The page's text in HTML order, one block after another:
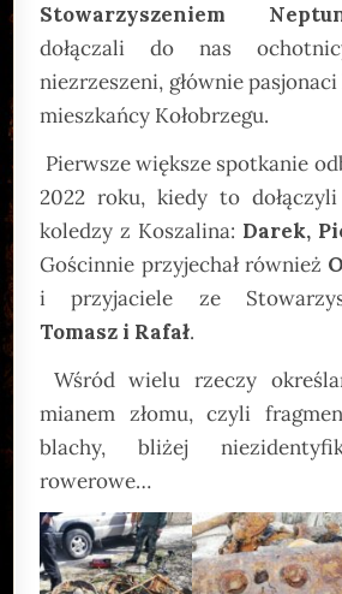
Stowarzyszeniem
dołączali do nas
niezrzeszeni, głównie
mieszkańcy Kołobrzegu.
Pierwsze większe spotkanie
2022 roku, kiedy to
koledzy z Koszalina: Darek,
Gościnnie przyjechał również
i przyjaciele ze
Tomasz i Rafał.
Wśród wielu rzeczy
mianem złomu, czyli
blachy, bliżej
rowerowe…